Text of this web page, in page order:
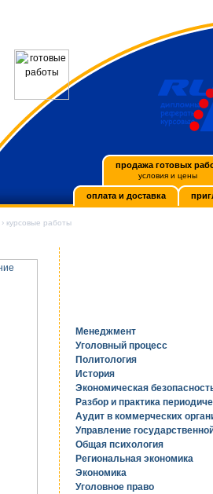
продажа готовых
условия и цены
оплата и доставка
› курсовые работы
Менеджмент
Уголовный процесс
Политология
История
Экономическая
Разбор и практика
Аудит в коммерческих
Управление
Общая психология
Региональная экономика
Экономика
Уголовное право